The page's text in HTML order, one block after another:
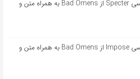
آهنگ انگلیسی Specter از Bad Omens به همراه متن و
آهنگ انگلیسی Impose از Bad Omens به همراه متن و